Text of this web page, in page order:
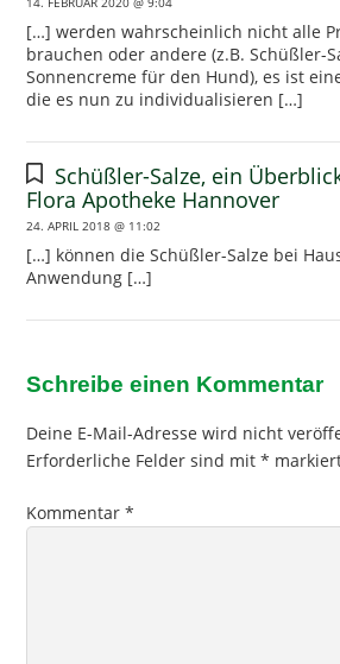
[…] werden wahrscheinlich nicht alle
brauchen oder andere (z.B. Schüßler-
Sonnencreme für den Hund), es ist
die es nun zu individualisieren […]
Schüßler-Salze, ein
Flora Apotheke Hannover
24. APRIL 2018 @ 11:02
[…] können die Schüßler-Salze bei
Anwendung […]
Schreibe einen Kommentar
Deine E-Mail-Adresse wird nicht
Erforderliche Felder sind mit*
Kommentar*